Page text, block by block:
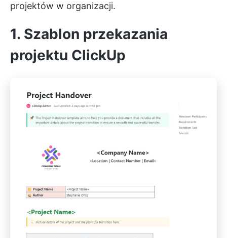
projektów w organizacji.
1. Szablon przekazania
projektu ClickUp